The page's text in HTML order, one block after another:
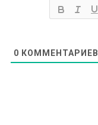
0 КОММЕНТАРИЕВ